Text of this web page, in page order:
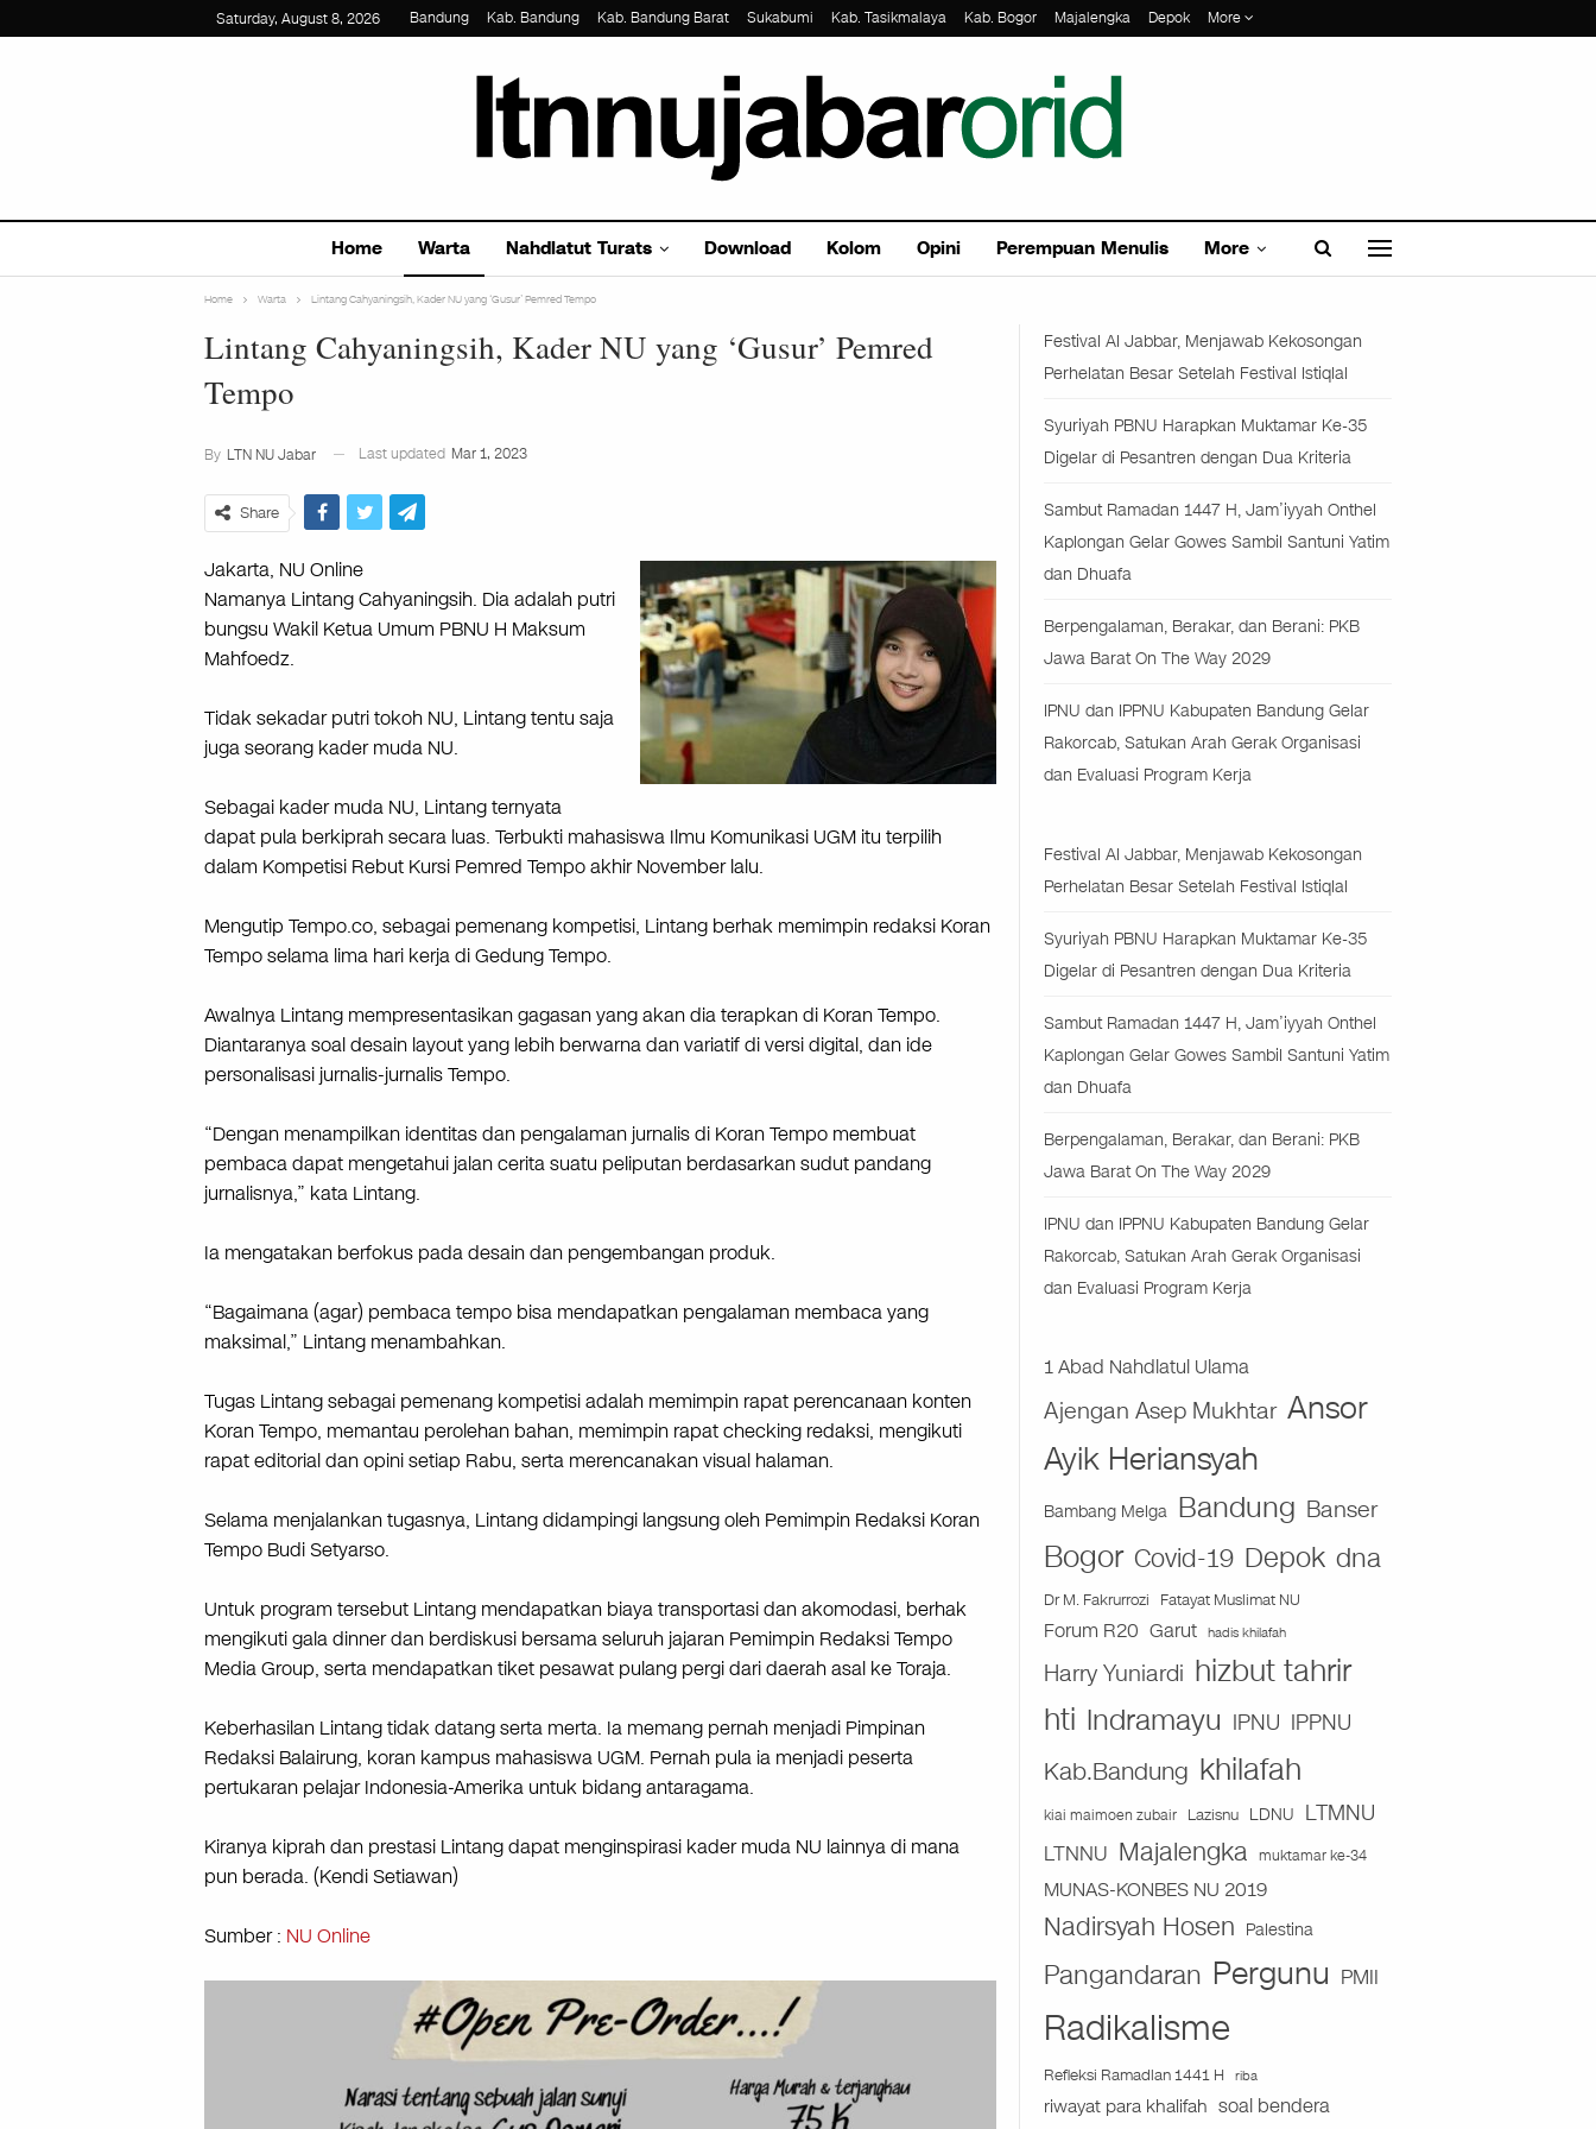
Saturday, August 8, 2026 Bandung Kab. Bandung Kab. Bandung Barat Sukabumi Kab. Tasikmalaya Kab. Bogor Majalengka Depok More
Home Warta Nahdlatut Turats Download Kolom Opini Perempuan Menulis More
Home Warta Lintang Cahyaningsih, Kader NU yang ‘Gusur’ Pemred Tempo
Lintang Cahyaningsih, Kader NU yang ‘Gusur’ Pemred
Tempo
By LTN NU Jabar Last updated Mar 1, 2023
Share
Jakarta, NU Online
Namanya Lintang Cahyaningsih. Dia adalah putri
bungsu Wakil Ketua Umum PBNU H Maksum
Mahfoedz.
Tidak sekadar putri tokoh NU, Lintang tentu saja
juga seorang kader muda NU.
Sebagai kader muda NU, Lintang ternyata
dapat pula berkiprah secara luas. Terbukti mahasiswa Ilmu Komunikasi UGM itu terpilih
dalam Kompetisi Rebut Kursi Pemred Tempo akhir November lalu.
Mengutip Tempo.co, sebagai pemenang kompetisi, Lintang berhak memimpin redaksi Koran
Tempo selama lima hari kerja di Gedung Tempo.
Awalnya Lintang mempresentasikan gagasan yang akan dia terapkan di Koran Tempo.
Diantaranya soal desain layout yang lebih berwarna dan variatif di versi digital, dan ide
personalisasi jurnalis-jurnalis Tempo.
“Dengan menampilkan identitas dan pengalaman jurnalis di Koran Tempo membuat
pembaca dapat mengetahui jalan cerita suatu peliputan berdasarkan sudut pandang
jurnalisnya,” kata Lintang.
Ia mengatakan berfokus pada desain dan pengembangan produk.
“Bagaimana (agar) pembaca tempo bisa mendapatkan pengalaman membaca yang
maksimal,” Lintang menambahkan.
Tugas Lintang sebagai pemenang kompetisi adalah memimpin rapat perencanaan konten
Koran Tempo, memantau perolehan bahan, memimpin rapat checking redaksi, mengikuti
rapat editorial dan opini setiap Rabu, serta merencanakan visual halaman.
Selama menjalankan tugasnya, Lintang didampingi langsung oleh Pemimpin Redaksi Koran
Tempo Budi Setyarso.
Untuk program tersebut Lintang mendapatkan biaya transportasi dan akomodasi, berhak
mengikuti gala dinner dan berdiskusi bersama seluruh jajaran Pemimpin Redaksi Tempo
Media Group, serta mendapatkan tiket pesawat pulang pergi dari daerah asal ke Toraja.
Keberhasilan Lintang tidak datang serta merta. Ia memang pernah menjadi Pimpinan
Redaksi Balairung, koran kampus mahasiswa UGM. Pernah pula ia menjadi peserta
pertukaran pelajar Indonesia-Amerika untuk bidang antaragama.
Kiranya kiprah dan prestasi Lintang dapat menginspirasi kader muda NU lainnya di mana
pun berada. (Kendi Setiawan)
Sumber : NU Online
Festival Al Jabbar, Menjawab Kekosongan
Perhelatan Besar Setelah Festival Istiqlal
Syuriyah PBNU Harapkan Muktamar Ke-35
Digelar di Pesantren dengan Dua Kriteria
Sambut Ramadan 1447 H, Jam’iyyah Onthel
Kaplongan Gelar Gowes Sambil Santuni Yatim
dan Dhuafa
Berpengalaman, Berakar, dan Berani: PKB
Jawa Barat On The Way 2029
IPNU dan IPPNU Kabupaten Bandung Gelar
Rakorcab, Satukan Arah Gerak Organisasi
dan Evaluasi Program Kerja
Festival Al Jabbar, Menjawab Kekosongan
Perhelatan Besar Setelah Festival Istiqlal
Syuriyah PBNU Harapkan Muktamar Ke-35
Digelar di Pesantren dengan Dua Kriteria
Sambut Ramadan 1447 H, Jam’iyyah Onthel
Kaplongan Gelar Gowes Sambil Santuni Yatim
dan Dhuafa
Berpengalaman, Berakar, dan Berani: PKB
Jawa Barat On The Way 2029
IPNU dan IPPNU Kabupaten Bandung Gelar
Rakorcab, Satukan Arah Gerak Organisasi
dan Evaluasi Program Kerja
1 Abad Nahdlatul Ulama
Ajengan Asep Mukhtar Ansor
Ayik Heriansyah
Bambang Melga Bandung Banser
Bogor Covid-19 Depok dna
Dr M. Fakrurrozi Fatayat Muslimat NU
Forum R20 Garut hadis khilafah
Harry Yuniardi hizbut tahrir
hti Indramayu IPNU IPPNU
Kab.Bandung khilafah
kiai maimoen zubair Lazisnu LDNU LTMNU
LTNNU Majalengka muktamar ke-34
MUNAS-KONBES NU 2019
Nadirsyah Hosen Palestina
Pangandaran Pergunu PMII
Radikalisme
Refleksi Ramadlan 1441 H riba
riwayat para khalifah soal bendera